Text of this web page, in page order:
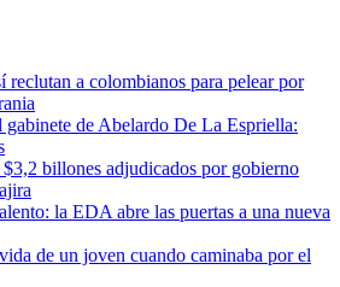
reclutan a colombianos para pelear por
de Abelardo De La Espriella:
billones adjudicados por gobierno
la EDA abre las puertas a una nueva
de un joven cuando caminaba por el